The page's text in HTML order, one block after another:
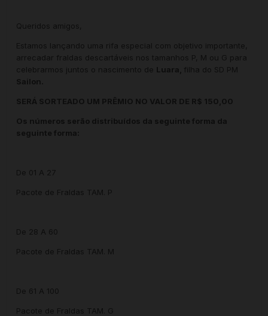
Queridos amigos,
Estamos lançando uma rifa especial com objetivo importante,
arrecadar fraldas descartáveis nos tamanhos P, M ou G para
celebrarmos juntos o nascimento de
Luara,
filha do SD PM
Sailon.
SERÁ SORTEADO UM PRÊMIO NO VALOR DE R$ 150,00
Os números serão distribuídos da seguinte forma da
seguinte forma:
De 01 A 27
Pacote de Fraldas TAM. P
De 28 A 60
Pacote de Fraldas TAM. M
De 61 A 100
Pacote de Fraldas TAM. G